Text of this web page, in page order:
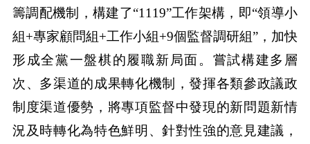
籌調配機制，構建了“1119”工作架構，即“領導小
組+專家顧問組+工作小組+9個監督調研組”，加快
形成全黨一盤棋的履職新局面。嘗試構建多層
次、多渠道的成果轉化機制，發揮各類參政議政
制度渠道優勢，將專項監督中發現的新問題新情
況及時轉化為特色鮮明、針對性強的意見建議，